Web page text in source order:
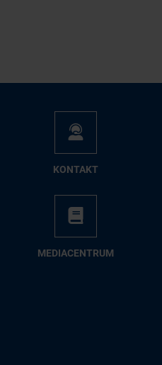
KON­TAKT
ME­DIA­CEN­TRUM